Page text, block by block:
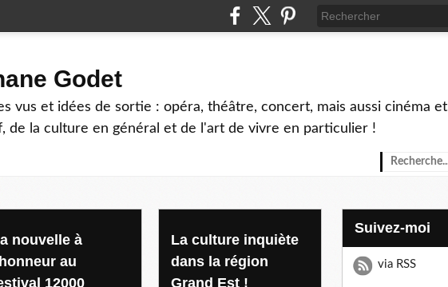
Godet
vus et idées de sortie : opéra, théâtre, concert, mais aussi cinéma et
de la culture en général et de l'art de vivre en particulier !
nouvelle à
au
12000
La culture inquiète
dans la région
Grand Est !
Suivez-moi
via RSS